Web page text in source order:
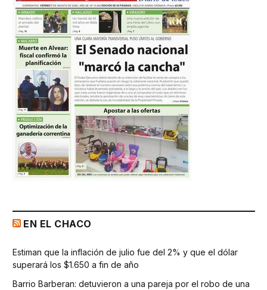
EN EL CHACO
Estiman que la inflación de julio fue del 2% y que el dólar
superará los $1.650 a fin de año
Barrio Barberan: detuvieron a una pareja por el robo de una